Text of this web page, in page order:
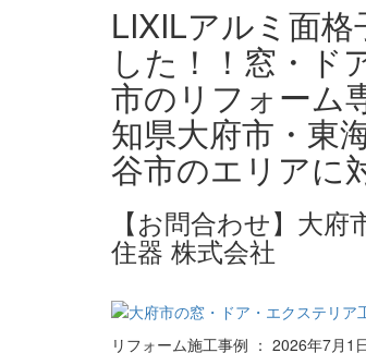
LIXILアルミ面
した！！窓・ド
市のリフォーム
知県大府市・東
谷市のエリアに
【お問合わせ】大
住器 株式会社
リフォーム施工事例 ： 2026年7月